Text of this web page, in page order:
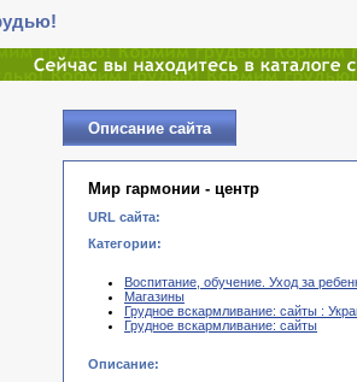
Описание сайта
Мир гармонии - центр
URL сайта:
Категории:
Воспитание, обучение. Уход за
Магазины
Грудное вскармливание: сайты :
Грудное вскармливание: сайты
Описание: